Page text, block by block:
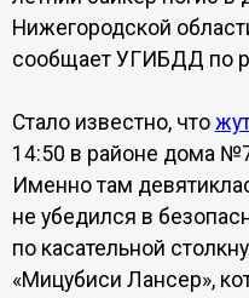
Нижегородской
сообщает УГИБДД по
Стало известно, что
14:50 в районе дома
Именно там
не убедился в
по касательной
«Мицубиси Лансер»,